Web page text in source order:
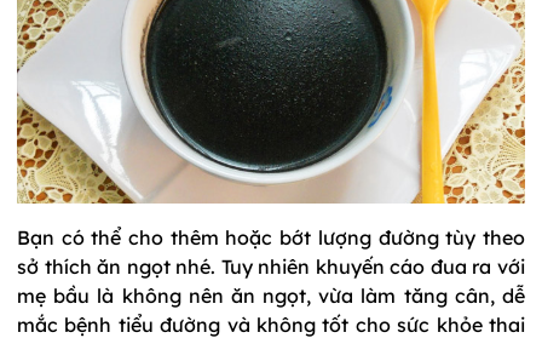
Bạn có thể cho thêm hoặc bớt lượng đường tùy theo
sở thích ăn ngọt nhé. Tuy nhiên khuyến cáo đua ra với
mẹ bầu là không nên ăn ngọt, vừa làm tăng cân, dễ
mắc bệnh tiểu đường và không tốt cho sức khỏe thai